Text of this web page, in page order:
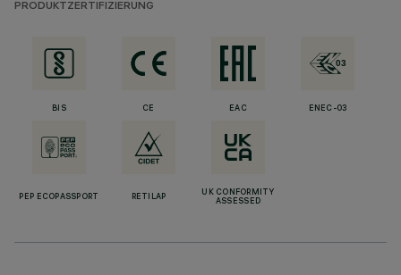
PRODUKTZERTIFIZIERUNG
BIS CE EAC ENEC-03
PEP ECOPASSPORT RETILAP
UK CONFORMITY
ASSESSED